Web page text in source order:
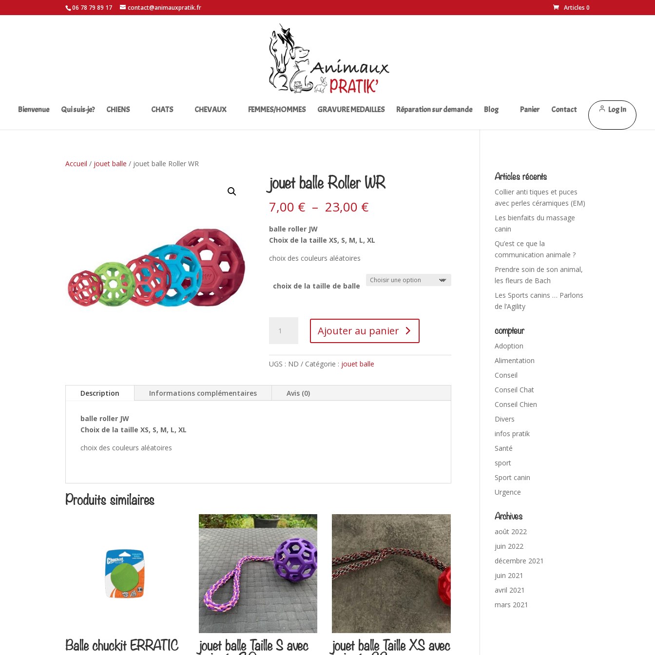
06 78 79 89 17 contact@animauxpratik.fr Articles 0
Bienvenue Qui suis-je? CHIENS CHATS CHEVAUX FEMMES/HOMMES GRAVURE MEDAILLES Réparation sur demande Blog Panier Contact Log In
Accueil / jouet balle / jouet balle Roller WR
jouet balle Roller WR
7,00 € – 23,00 €
balle roller JW
Choix de la taille XS, S, M, L, XL
choix des couleurs aléatoires
choix de la taille de balle
Ajouter au panier
UGS : ND Catégorie : jouet balle
Description Informations complémentaires Avis (0)
balle roller JW
Choix de la taille XS, S, M, L, XL
choix des couleurs aléatoires
Produits similaires
Balle chuckit ERRATIC jouet balle Taille S avec jouet balle Taille XS avec
Articles récents
Collier anti tiques et puces
avec perles céramiques (EM)
Les bienfaits du massage
canin
Qu’est ce que la
communication animale ?
Prendre soin de son animal,
les fleurs de Bach
Les Sports canins … Parlons
de l’Agility
compteur
Adoption
Alimentation
Conseil
Conseil Chat
Conseil Chien
Divers
infos pratik
Santé
sport
Sport canin
Urgence
Archives
août 2022
juin 2022
décembre 2021
juin 2021
avril 2021
mars 2021